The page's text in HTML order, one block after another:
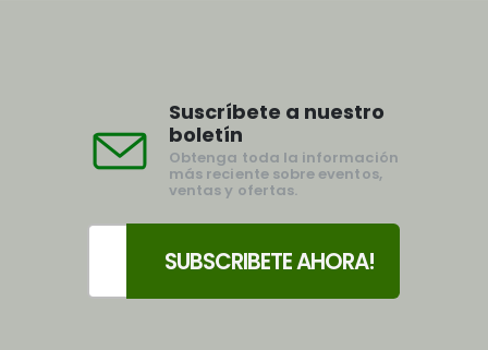
Suscríbete a nuestro
boletín
Obtenga toda la información
más reciente sobre eventos,
ventas y ofertas.